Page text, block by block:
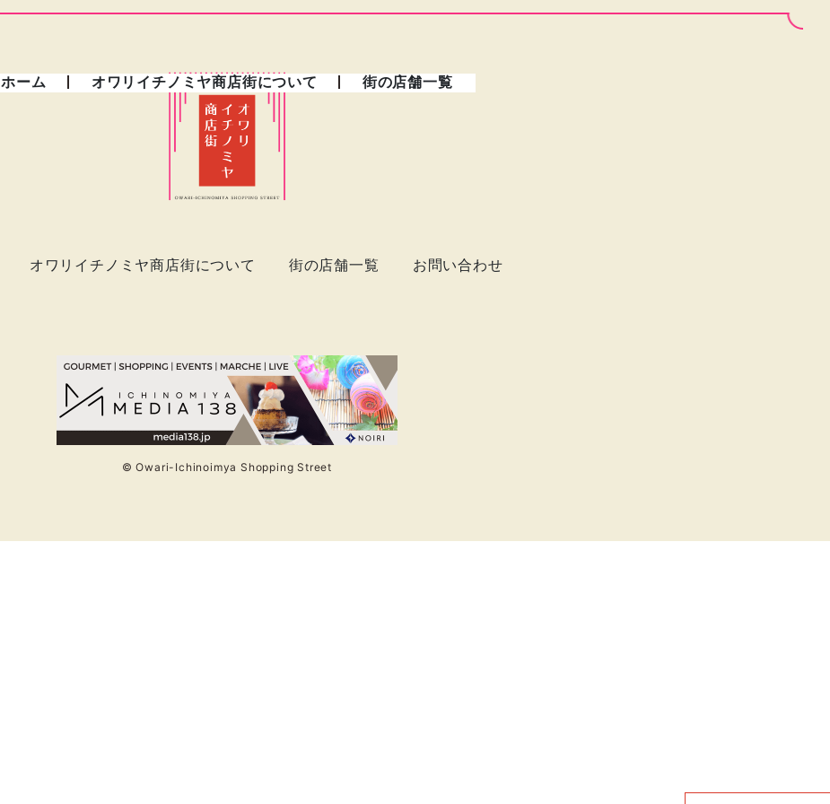
ホーム オワリイチノミヤ商店街について 街の店舗一覧
オワリイチノミヤ商店街について 街の店舗一覧 お問い合わせ
© Owari-Ichinoimya Shopping Street